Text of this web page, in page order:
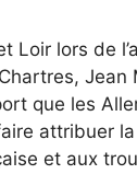
Loir lors de
Jean
que les
attribuer
et aux